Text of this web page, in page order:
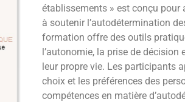
établissements » est conçu
à soutenir l’autodétermination
formation offre des outils
l’autonomie, la prise de
leur propre vie. Les participants
choix et les préférences des
compétences en matière